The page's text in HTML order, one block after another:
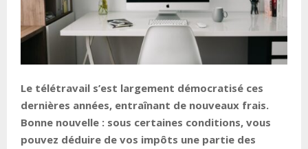
Le télétravail s’est largement démocratisé ces
dernières années, entraînant de nouveaux frais.
Bonne nouvelle : sous certaines conditions, vous
pouvez déduire de vos impôts une partie des